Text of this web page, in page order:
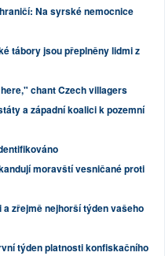
Na syrské nemocnice
tábory jsou přeplněny lidmi z
chant Czech villagers
a západní koalici k pozemní
moravští vesničané proti
a zřejmě nejhorší týden vašeho
týden platnosti konfiskačního